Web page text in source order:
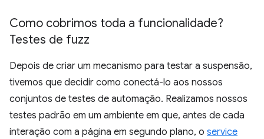
Como cobrimos toda a funcionalidade?
Testes de fuzz
Depois de criar um mecanismo para testar a suspensão,
tivemos que decidir como conectá-lo aos nossos
conjuntos de testes de automação. Realizamos nossos
testes padrão em um ambiente em que, antes de cada
interação com a página em segundo plano, o service